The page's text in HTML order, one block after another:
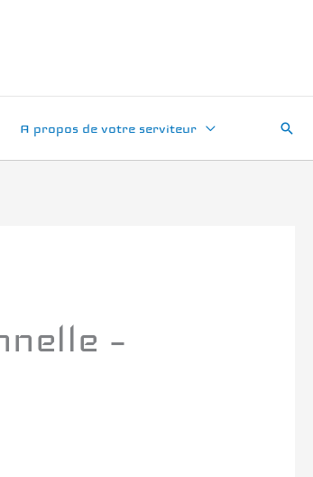
A propos de votre serviteur
–